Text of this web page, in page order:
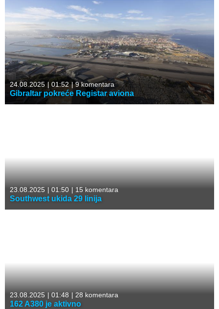
24.08.2025 | 01:52 |9 komentara
Gibraltar pokreće Registar aviona
23.08.2025 | 01:50 | 15 komentara
Southwest ukida 29 linija
23.08.2025 | 01:48 | 28 komentara
162 A380 je aktivno